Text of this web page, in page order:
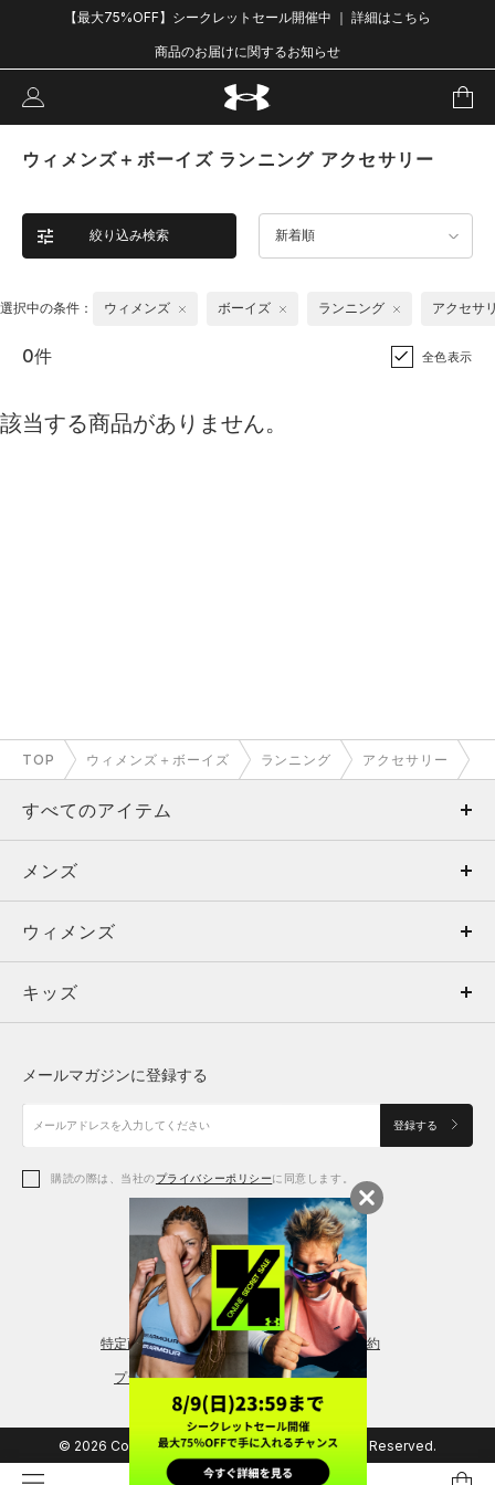
【最大75%OFF】シークレットセール開催中 ｜ 詳細はこちら
商品のお届けに関するお知らせ
ウィメンズ＋ボーイズ ランニング アクセサリー
絞り込み検索 新着順
選択中の条件： ウィメンズ ボーイズ ランニング アクセサ
0件 全色表示
該当する商品がありません。
TOP ウィメンズ＋ボーイズ ランニング アクセサリー
すべてのアイテム
メンズ
ウィメンズ
キッズ
アクセサリー
メンズ
トップス
ボトムス
アクセサリー
ウィメンズ
トップス
シューズ
アクセサリー
レギンス＆タイツ
キッズ
シューズ
メールマガジンに登録する
登録する
購読の際は、当社のプライバシーポリシーに同意します。
特定商取引法に基づく通販の表記 会員規約
プライバシーポリシー
© 2026 Copyright DOME Corporation. All Rights Reserved.